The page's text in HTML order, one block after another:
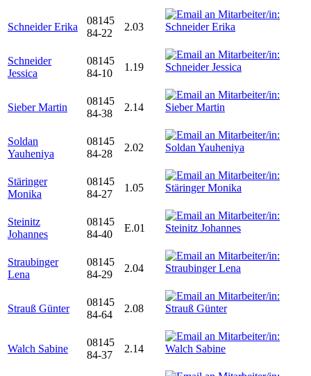
Schneider Erika
08145
84-22
2.03
Schneider
Jessica
08145
84-10
1.19
Sieber Martin
08145
84-38
2.14
Soldan
Yauheniya
08145
84-28
2.02
Stäringer
Monika
08145
84-27
1.05
Steinitz
Johannes
08145
84-40
E.01
Straubinger
Lena
08145
84-29
2.04
Strauß Günter
08145
84-64
2.08
Walch Sabine
08145
84-37
2.14